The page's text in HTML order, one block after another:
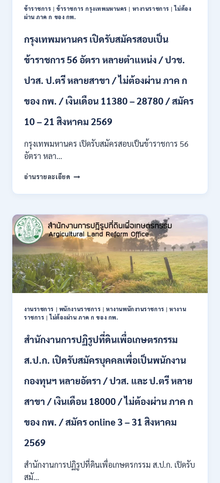
/
ป.ตรี
ส
+
ไป
เงิน
23,290
สมัคร
ONLINE
26
ข้าราชการ |ข้าราชการ กรุงเทพมหานคร | หางานราชการ |ไม่ต้อง
ผ่าน ภาค ก ของ กพ.
กรุงเทพมหานคร เปิดรับสมัครสอบเป็น
ข้าราชการ 56 อัตรา หลายตำแหน่ง / ปวช.
ปวส. ป.ตรี หลายสาขา / ไม่ต้องผ่าน ภาค ก
ของ กพ. / เงินเดือน 11380 – 28780 / สมัคร
10 – 21 สิงหาคม 2569
กรุงเทพมหานคร เปิดรับสมัครสอบเป็นข้าราชการ 56
อัตรา หลา…
อ่านรายละเอียด กรุงเทพมหานคร
รับ
สอบ
เป็น
ข้าราชการ
56
อัตรา
หลาย
ตำแหน่ง
/
ปวช.
ป.ตรี
หลาย
/
ต้อง
ภาค
ของ
/
–
28780
งานราชการ | พนักงานราชการ |หางานพนักงานราชการ |หางาน
ราชการ |ไม่ต้องผ่าน ภาค ก ของ กพ.
สำนักงานการปฏิรูปที่ดินเพื่อเกษตรกรรม
ส.ป.ก. เปิดรับสมัครบุคคลเพื่อเป็นพนักงาน
กองทุนฯ หลายอัตรา / ปวส. และ ป.ตรี หลาย
สาขา / เงินเดือน 18000 / ไม่ต้องผ่าน ภาค ก
ของ กพ. / สมัคร online 3 – 31 สิงหาคม
2569
สำนักงานการปฏิรูปที่ดินเพื่อเกษตรกรรม ส.ป.ก. เปิดรับ
สมั…